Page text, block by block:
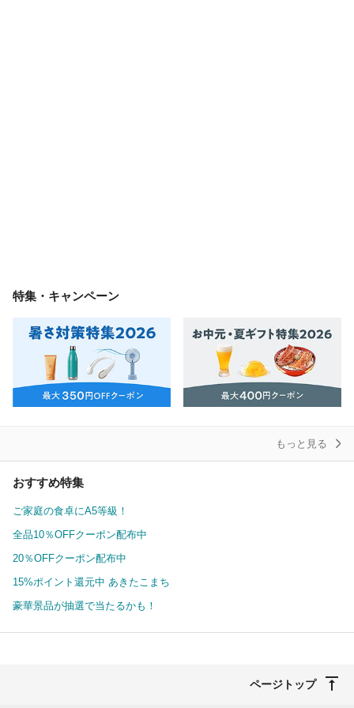
特集・キャンペーン
もっと見る
おすすめ特集
ご家庭の食卓にA5等級！
全品10％OFFクーポン配布中
20％OFFクーポン配布中
15%ポイント還元中 あきたこまち
豪華景品が抽選で当たるかも！
ページトップ